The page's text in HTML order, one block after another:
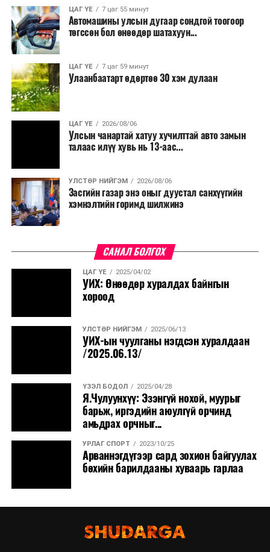
Мөн бүх шатны төсвийн ерөнхийлөн захирагч нарт
салбар бүрдээ урсгал зардлыг 20 хувиар бууруулах,
нөхөн томилгоо хийхгүй байх, аялал, амралт, зугаалга,
хамт олны урлаг, спортын арга хэмжээг зохион
байгуулахгүй байх, төрийн албанд шинэ орон тоо бий
болгохгүй байх, эрчим хүчний хэрэглээг хэмнэх, хурал,
сургалтыг цахим хэлбэрт шилжүүлэх, төрийн албан
хаагчдыг зарим өдрүүдэд цахимаар ажиллуулах арга
хэмжээг үргэлжлүүлэхийг үүрэг болголоо.
Төсвийн сахилга бат сайжирч, эдийн засгийн нөхцөл
байдал хэвийн болсон тохиолдолд эдгээр
хязгаарлалтыг үе шаттайгаар сулруулах юм.
ЦАГ ҮЕ 7 цаг 55 минут
Автомашины улсын дугаар сондгой тоогоор
төгссөн бол өнөөдөр шатахуун...
ЦАГ ҮЕ 7 цаг 59 минут
Улаанбаатарт өдөртөө 30 хэм дулаан
ЦАГ ҮЕ 2026/08/06
Улсын чанартай хатуу хучилттай авто замын
талаас илүү хувь нь 13-аас...
УЛСТӨР НИЙГЭМ 2026/08/06
Засгийн газар энэ оныг дуустал санхүүгийн
хэмнэлтийн горимд шилжинэ
САНАЛ БОЛГОХ
ЦАГ ҮЕ 2025/04/02
УИХ: Өнөөдөр хуралдах байнгын
хороод
УЛСТӨР НИЙГЭМ 2025/06/13
УИХ-ын чуулганы нэгдсэн хуралдаан
/2025.06.13/
ҮЗЭЛ БОДОЛ 2025/04/28
Я.Чулуунхүү: Эзэнгүй нохой, муурыг
барьж, иргэдийн аюулгүй орчинд
амьдрах орчныг...
УРЛАГ СПОРТ 2023/10/25
Арваннэгдүгээр сард зохион байгуулах
бөхийн барилдааны хуваарь гарлаа